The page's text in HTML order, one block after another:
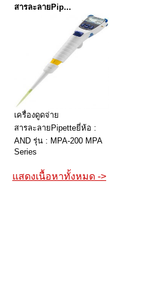
สารละลายPip...
เครื่องดูดจ่าย
สารละลายPipetteยี่ห้อ :
AND รุ่น : MPA-200 MPA
Series
แสดงเนื้อหาทั้งหมด ->